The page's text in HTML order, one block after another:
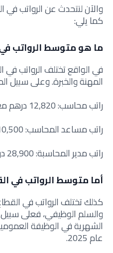
والآن لنتحدث عن الرواتب
كما يلي:
ما هو متوسط الرواتب
في الواقع تختلف الرواتب في
المهنة والخبرة. وعلى سبيل
راتب محاسب: 12,820 درهم مغربي.
راتب مساعد المحاسب: 10,500 درهم مغربي
راتب مدير المحاسبة: 28,900 درهم مغربي.
أما متوسط الرواتب في
كذلك تختلف الرواتب في
والسلم الوظيفي، فعلى
عام 2025.